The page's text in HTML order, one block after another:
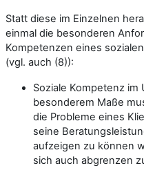
Statt diese im Einzelnen
einmal die besonderen
Kompetenzen eines
(vgl. auch (8)):
Soziale Kompetenz im
besonderem Maße
die Probleme eines
seine
aufzeigen zu können
sich auch abgrenzen